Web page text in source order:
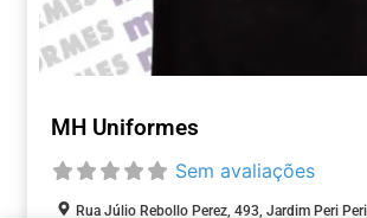
MH Uniformes
Sem avaliações
Rua Júlio Rebollo Perez, 493, Jardim Peri